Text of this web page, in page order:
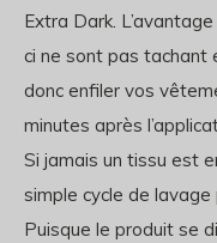
Extra Dark.
ci ne sont pas tachant
donc enfiler vos
minutes après
Si jamais un tissu est
simple cycle de
Puisque le produit se